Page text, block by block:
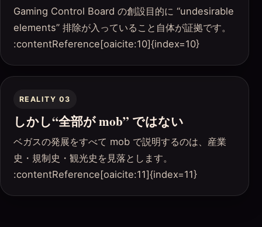
Gaming Control Board の創設目的に “undesirable
elements” 排除が入っていること自体が証拠です。
:contentReference[oaicite:10]{index=10}
REALITY 03
しかし“全部が mob” ではない
ベガスの発展をすべて mob で説明するのは、産業
史・規制史・観光史を見落とします。
:contentReference[oaicite:11]{index=11}